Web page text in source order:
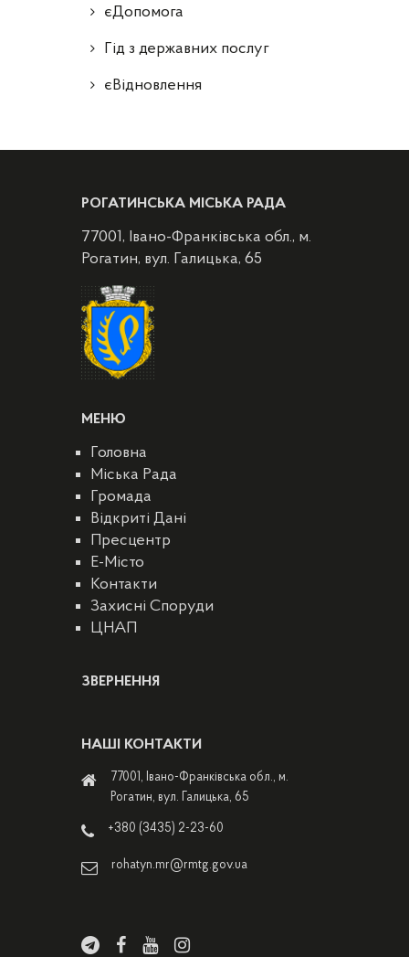
єДопомога
Гід з державних послуг
єВідновлення
РОГАТИНСЬКА МІСЬКА РАДА
77001, Івано-Франківська обл., м.
Рогатин, вул. Галицька, 65
МЕНЮ
Головна
Міська Рада
Громада
Відкриті Дані
Пресцентр
E-Місто
Контакти
Захисні Споруди
ЦНАП
ЗВЕРНЕННЯ
НАШІ КОНТАКТИ
77001, Івано-Франківська обл., м.
Рогатин, вул. Галицька, 65
+380 (3435) 2-23-60
rohatyn.mr@rmtg.gov.ua